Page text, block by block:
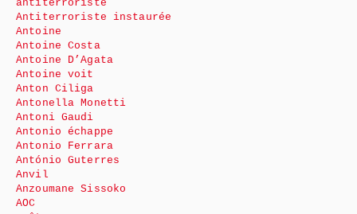
antiterroriste
Antiterroriste instaurée
Antoine
Antoine Costa
Antoine D’Agata
Antoine voit
Anton Ciliga
Antonella Monetti
Antoni Gaudi
Antonio échappe
Antonio Ferrara
António Guterres
Anvil
Anzoumane Sissoko
AOC